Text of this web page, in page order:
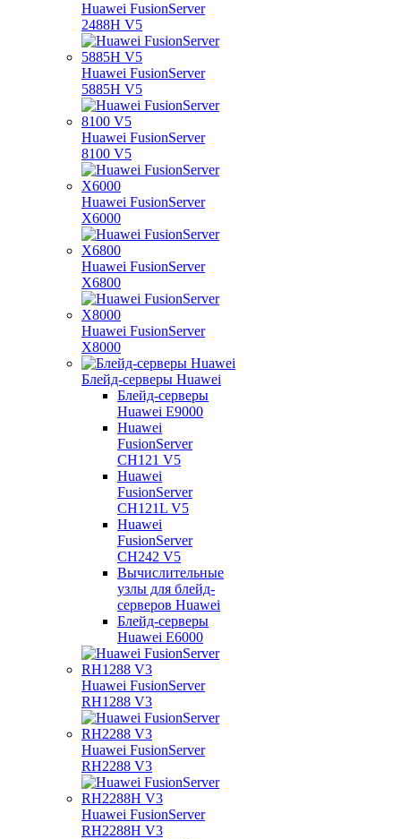
Huawei FusionServer
2488H V5
Huawei FusionServer
5885H V5
Huawei FusionServer
8100 V5
Huawei FusionServer
X6000
Huawei FusionServer
X6800
Huawei FusionServer
X8000
Блейд-серверы Huawei
Блейд-серверы
Huawei E9000
Huawei
FusionServer
CH121 V5
Huawei
FusionServer
CH121L V5
Huawei
FusionServer
CH242 V5
Вычислительные
узлы для блейд-
серверов Huawei
Блейд-серверы
Huawei E6000
Huawei FusionServer
RH1288 V3
Huawei FusionServer
RH2288 V3
Huawei FusionServer
RH2288H V3